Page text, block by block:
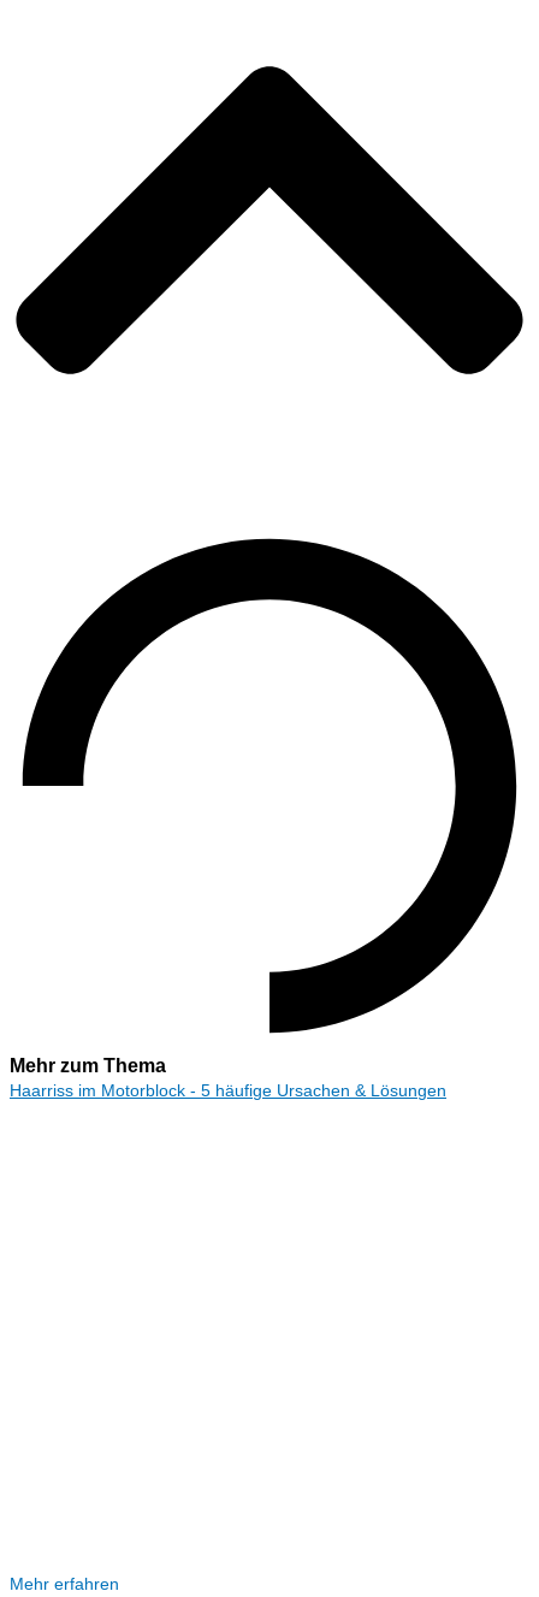
Mehr zum Thema
Haarriss im Motorblock - 5 häufige Ursachen & Lösungen
Mehr erfahren